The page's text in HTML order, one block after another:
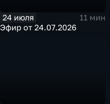
24 июля
11 мин
Эфир от 24.07.2026